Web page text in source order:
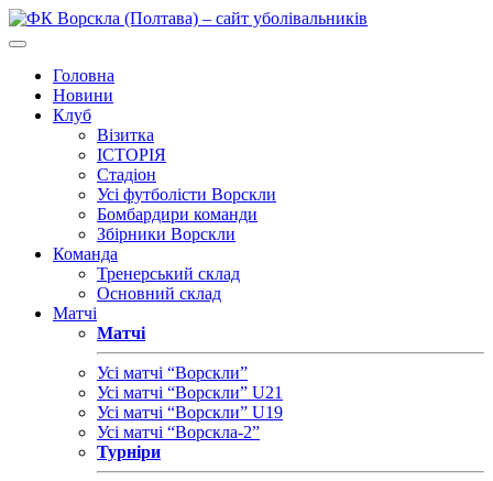
Головна
Новини
Клуб
Візитка
ІСТОРІЯ
Стадіон
Усі футболісти Ворскли
Бомбардири команди
Збірники Ворскли
Команда
Тренерський склад
Основний склад
Матчі
Матчі
Усі матчі “Ворскли”
Усі матчі “Ворскли” U21
Усі матчі “Ворскли” U19
Усі матчі “Ворскла-2”
Турніри